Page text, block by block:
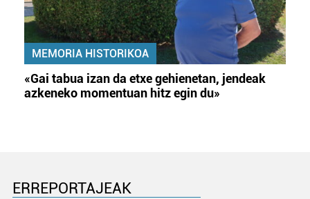
MEMORIA HISTORIKOA
«Gai tabua izan da etxe gehienetan, jendeak
azkeneko momentuan hitz egin du»
ERREPORTAJEAK